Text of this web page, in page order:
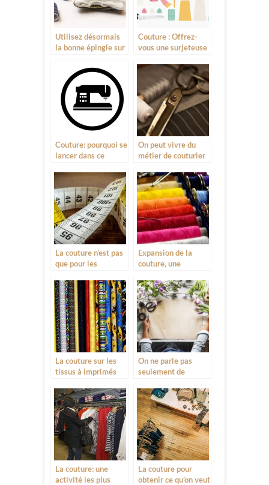
Utilisez désormais
la bonne épingle sur
Couture : Offrez-
vous une surjeteuse
Couture: pourquoi se
lancer dans ce
On peut vivre du
métier de couturier
La couture n’est pas
que pour les
Expansion de la
couture, une
secteur du textile
La couture sur les
tissus à imprimés
On ne parle pas
seulement de
textile mais aussi
dans l’artisanat
La couture: une
activité les plus
La couture pour
obtenir ce qu’on veut